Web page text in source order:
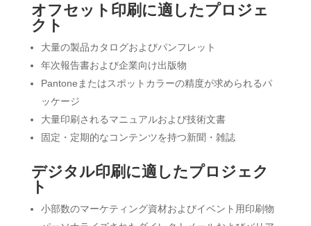
オフセット印刷に適したプロジェ
クト
大量の製品カタログおよびパンフレット
年次報告書および企業向け出版物
Pantoneまたはスポットカラーの精度が求められるパ
ッケージ
大量印刷されるマニュアルおよび技術文書
固定・定期的なコンテンツを持つ新聞・雑誌
デジタル印刷に適したプロジェク
ト
小部数のマーケティング資材およびイベント用印刷物